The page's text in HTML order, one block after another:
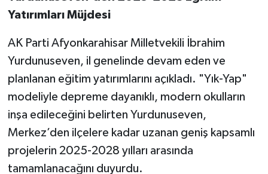
Yatırımları Müjdesi
AK Parti Afyonkarahisar Milletvekili İbrahim
Yurdunuseven, il genelinde devam eden ve
planlanan eğitim yatırımlarını açıkladı. "Yık-Yap"
modeliyle depreme dayanıklı, modern okulların
inşa edileceğini belirten Yurdunuseven,
Merkez’den ilçelere kadar uzanan geniş kapsamlı
projelerin 2025-2028 yılları arasında
tamamlanacağını duyurdu.